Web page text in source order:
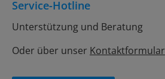
Service-Hotline
Unterstützung und Beratung
Oder über unser Kontaktformular